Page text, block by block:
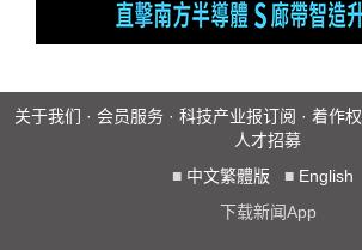
关于我们 · 会员服务 · 科技产业报订阅 · 着作权
人才招募
■ 中文繁體版 ■ English
下载新闻App